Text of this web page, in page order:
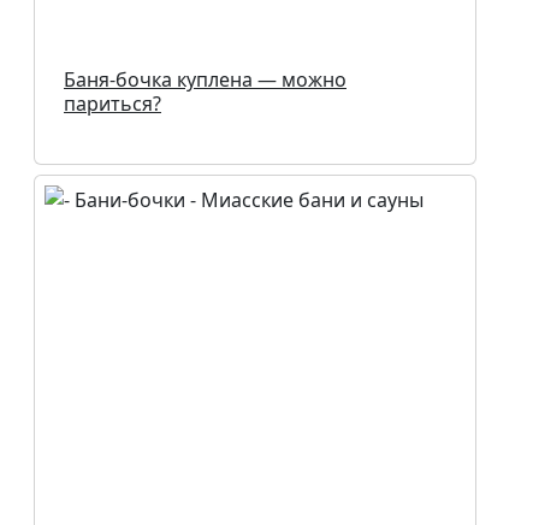
Баня-бочка куплена — можно
париться?